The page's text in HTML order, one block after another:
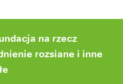
na rzecz
rozsiane i inne